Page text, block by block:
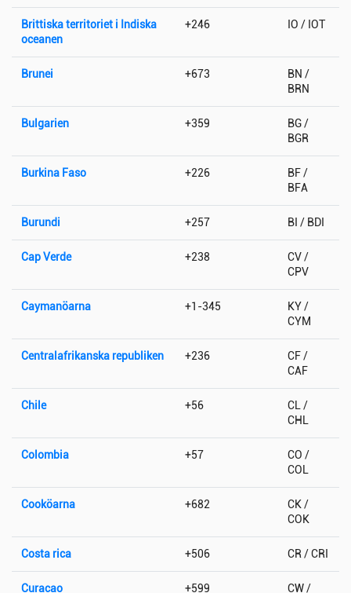
Brittiska territoriet i Indiska
oceanen
+246 IO / IOT
Brunei +673
BN /
BRN
Bulgarien +359
BG /
BGR
Burkina Faso +226
BF /
BFA
Burundi +257 BI / BDI
Cap Verde +238
CV /
CPV
Caymanöarna +1-345
KY /
CYM
Centralafrikanska republiken +236
CF /
CAF
Chile +56
CL /
CHL
Colombia +57
CO /
COL
Cooköarna +682
CK /
COK
Costa rica +506 CR / CRI
Curacao +599
CW /